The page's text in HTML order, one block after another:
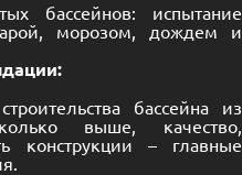
бассейнов: испытание
морозом, дождем и
бассейна из
выше, качество,
конструкции – главные